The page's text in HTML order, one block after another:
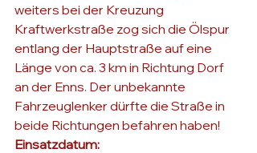
weiters bei der Kreuzung
Kraftwerkstraße zog sich die Ölspur
entlang der Hauptstraße auf eine
Länge von ca. 3 km in Richtung Dorf
an der Enns. Der unbekannte
Fahrzeuglenker dürfte die Straße in
beide Richtungen befahren haben!
Einsatzdatum: